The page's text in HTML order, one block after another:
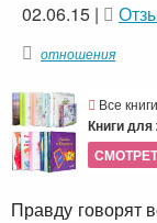
02.06.15 |
отношения
Все
Книги
Правду говорят